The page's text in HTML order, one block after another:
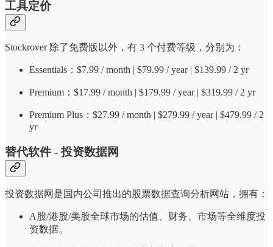
工具定价
Stockrover 除了免费版以外，有 3 个付费等级，分别为：
Essentials：$7.99 / month | $79.99 / year | $139.99 / 2 yr
Premium：$17.99 / month | $179.99 / year | $319.99 / 2 yr
Premium Plus：$27.99 / month | $279.99 / year | $479.99 / 2
yr
替代软件 - 投资数据网
投资数据网是国内公司推出的股票数据查询分析网站，拥有：
A股/港股/美股全球市场的估值、财务、市场等全维度投
资数据。